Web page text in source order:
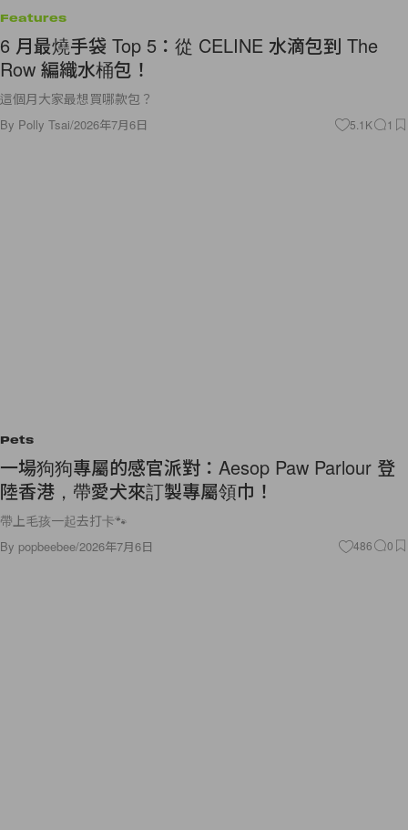
Features
6 月最燒手袋 Top 5：從 CELINE 水滴包到 The
Row 編織水桶包！
這個月大家最想買哪款包？
By Polly Tsai/2026年7月6日 5.1K 1
Pets
一場狗狗專屬的感官派對：Aesop Paw Parlour 登
陸香港，帶愛犬來訂製專屬領巾！
帶上毛孩一起去打卡🐾
By popbeebee/2026年7月6日 486 0